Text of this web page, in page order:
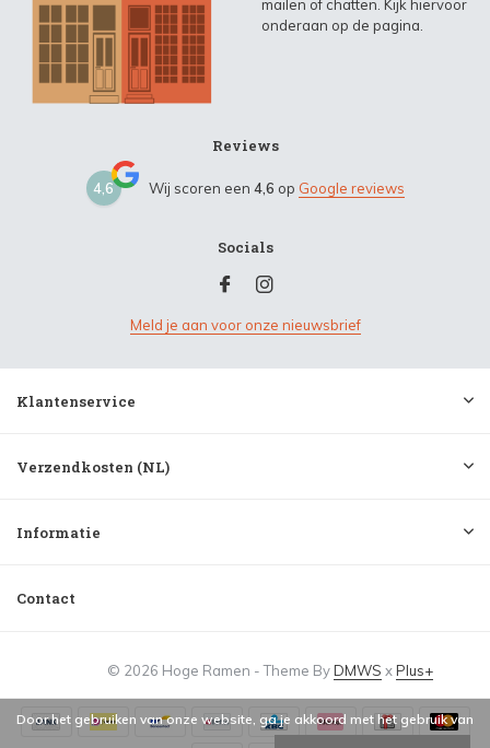
mailen of chatten. Kijk hiervoor
onderaan op de pagina.
Reviews
4,6 Wij scoren een 4,6 op Google reviews
Socials
Meld je aan voor onze nieuwsbrief
Klantenservice
Verzendkosten (NL)
Informatie
Contact
© 2026 Hoge Ramen - Theme ByDMWS xPlus+
Door het gebruiken van onze website, ga je akkoord met het gebruik van